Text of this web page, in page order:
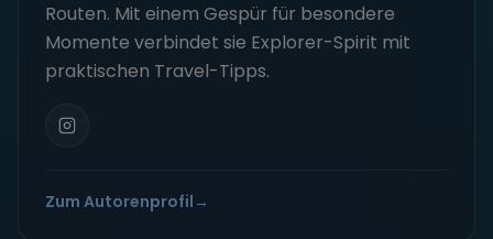
Routen. Mit einem Gespür für besondere
Momente verbindet sie Explorer-Spirit mit
praktischen Travel-Tipps.
Zum Autorenprofil →